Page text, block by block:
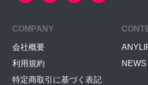
COMPANY
会社概要
利用規約
特定商取引に基づく表記
NEWS